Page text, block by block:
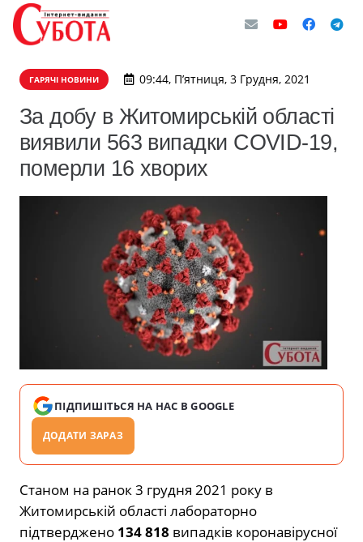
ГАРЯЧІ НОВИНИ 09:44, П’ятниця, 3 Грудня, 2021
За добу в Житомирській області
виявили 563 випадки СOVID-19,
померли 16 хворих
ПІДПИШІТЬСЯ НА НАС В GOOGLE
ДОДАТИ ЗАРАЗ
Станом на ранок 3 грудня 2021 року в
Житомирській області лабораторно
підтверджено 134 818 випадків коронавірусної